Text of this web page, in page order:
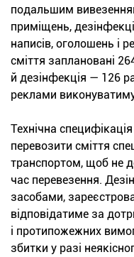
подальшим
приміщень,
написів, оголошень і
сміття заплановані
й дезінфекція — 126
реклами
Технічна
перевозити сміття
транспортом, щоб не
час перевезення.
засобами,
відповідатиме за
і протипожежних
збитки у разі